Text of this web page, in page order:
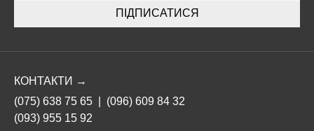
ПІДПИСАТИСЯ
КОНТАКТИ →
(075) 638 75 65
(096) 609 84 32
(093) 955 15 92